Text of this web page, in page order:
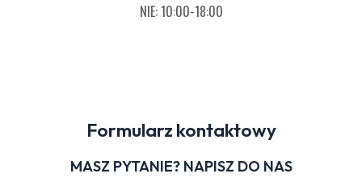
NIE: 10:00-18:00
Formularz kontaktowy
MASZ PYTANIE? NAPISZ DO NAS